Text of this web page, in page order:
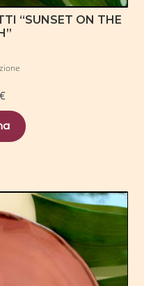
“SUNSET ON THE
€